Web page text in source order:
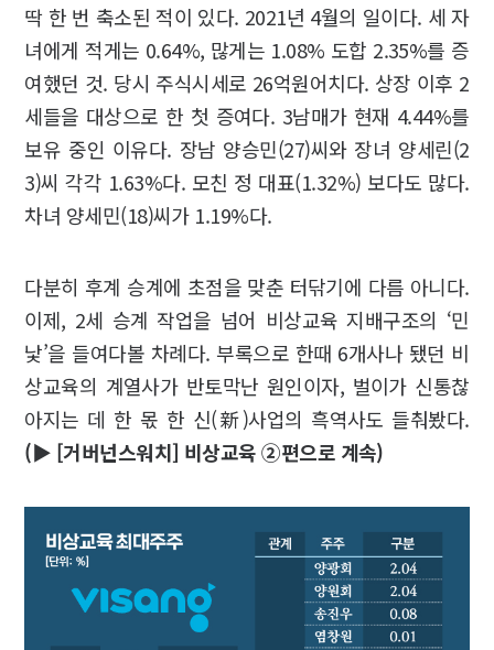
딱 한 번 축소된 적이 있다. 2021년 4월의 일이다. 세 자
녀에게 적게는 0.64%, 많게는 1.08% 도합 2.35%를 증
여했던 것. 당시 주식시세로 26억원어치다. 상장 이후 2
세들을 대상으로 한 첫 증여다. 3남매가 현재 4.44%를
보유 중인 이유다. 장남 양승민(27)씨와 장녀 양세린(2
3)씨 각각 1.63%다. 모친 정 대표(1.32%) 보다도 많다.
차녀 양세민(18)씨가 1.19%다.
다분히 후계 승계에 초점을 맞춘 터닦기에 다름 아니다.
이제, 2세 승계 작업을 넘어 비상교육 지배구조의 ‘민
낯’을 들여다볼 차례다. 부록으로 한때 6개사나 됐던 비
상교육의 계열사가 반토막난 원인이자, 벌이가 신통찮
아지는 데 한 몫 한 신(新)사업의 흑역사도 들춰봤다.
(▶ [거버넌스워치] 비상교육 ②편으로 계속)